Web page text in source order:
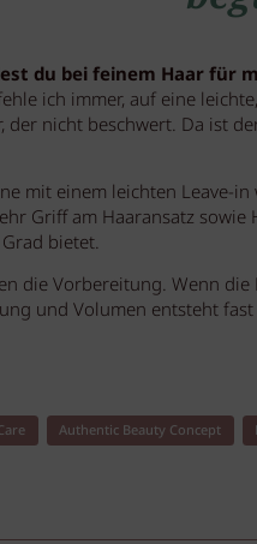
du bei feinem Haar für
ich immer, auf eine
der nicht beschwert. Da ist
mit einem leichten Leave-
Griff am Haaransatz
bietet.
die Vorbereitung. Wenn
und Volumen entsteht
Authentic Beauty Concept